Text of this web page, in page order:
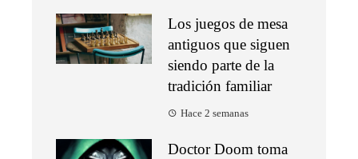
Los juegos de mesa
antiguos que siguen
siendo parte de la
tradición familiar
Hace 2 semanas
Doctor Doom toma